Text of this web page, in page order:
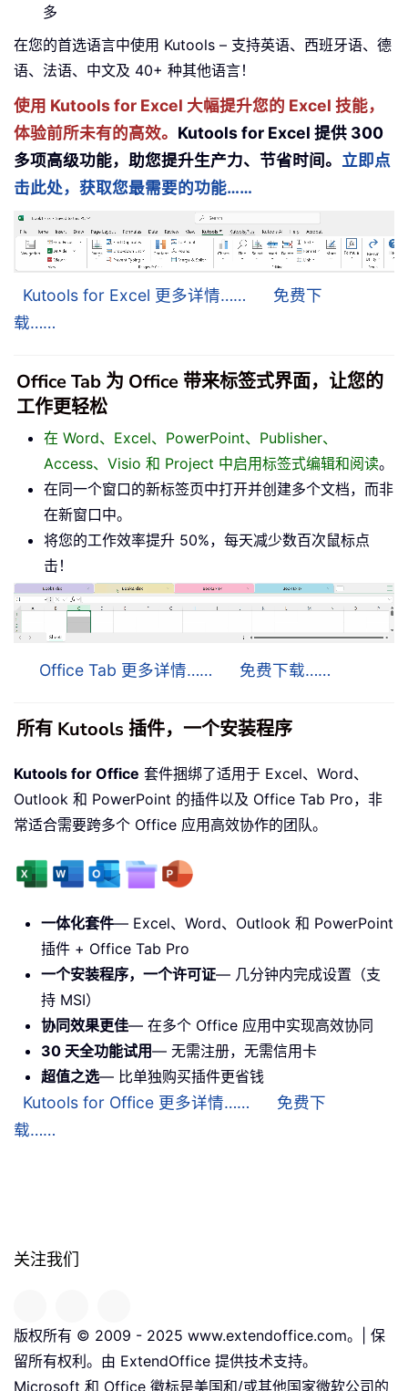
多
在您的首选语言中使用 Kutools – 支持英语、西班牙语、德
语、法语、中文及 40+ 种其他语言！
使用 Kutools for Excel 大幅提升您的 Excel 技能，
体验前所未有的高效。 Kutools for Excel 提供 300
多项高级功能，助您提升生产力、节省时间。 立即点
击此处，获取您最需要的功能……
Kutools for Excel 更多详情……
免费下
载……
Office Tab 为 Office 带来标签式界面，让您的
工作更轻松
在 Word、Excel、PowerPoint、Publisher、
Access、Visio 和 Project 中启用标签式编辑和阅读。
在同一个窗口的新标签页中打开并创建多个文档，而非
在新窗口中。
将您的工作效率提升 50%，每天减少数百次鼠标点
击！
Office Tab 更多详情…… 免费下载……
所有 Kutools 插件，一个安装程序
Kutools for Office 套件捆绑了适用于 Excel、Word、
Outlook 和 PowerPoint 的插件以及 Office Tab Pro，非
常适合需要跨多个 Office 应用高效协作的团队。
一体化套件— Excel、Word、Outlook 和 PowerPoint
插件 + Office Tab Pro
一个安装程序，一个许可证— 几分钟内完成设置（支
持 MSI）
协同效果更佳— 在多个 Office 应用中实现高效协同
30 天全功能试用— 无需注册，无需信用卡
超值之选— 比单独购买插件更省钱
Kutools for Office 更多详情……
免费下
载……
关注我们
版权所有 © 2009 - 2025 www.extendoffice.com。| 保
留所有权利。由 ExtendOffice 提供技术支持。
Microsoft 和 Office 徽标是美国和/或其他国家微软公司的